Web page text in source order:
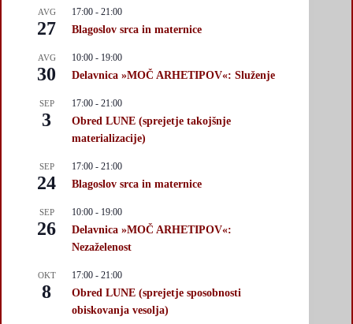
AVG
27
17:00 - 21:00
Blagoslov srca in maternice
AVG
30
10:00 - 19:00
Delavnica »MOČ ARHETIPOV«: Služenje
SEP
3
17:00 - 21:00
Obred LUNE (sprejetje takojšnje
materializacije)
SEP
24
17:00 - 21:00
Blagoslov srca in maternice
SEP
26
10:00 - 19:00
Delavnica »MOČ ARHETIPOV«:
Nezaželenost
OKT
8
17:00 - 21:00
Obred LUNE (sprejetje sposobnosti
obiskovanja vesolja)